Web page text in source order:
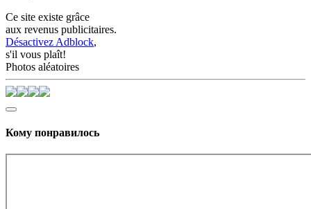
Ce site existe grâce
aux revenus publicitaires.
Désactivez Adblock,
s'il vous plaît!
Photos aléatoires
Кому понравилось